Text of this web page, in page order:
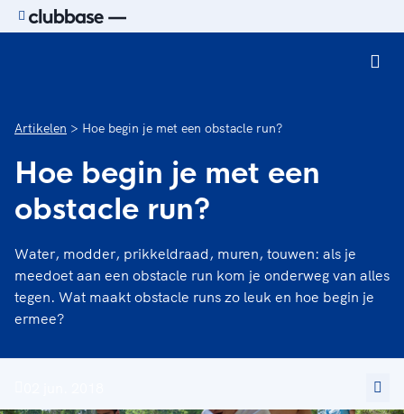
Artikelen Hoe begin je met een obstacle run?
Hoe begin je met een
obstacle run?
Water, modder, prikkeldraad, muren, touwen: als je
meedoet aan een obstacle run kom je onderweg van alles
tegen. Wat maakt obstacle runs zo leuk en hoe begin je
ermee?